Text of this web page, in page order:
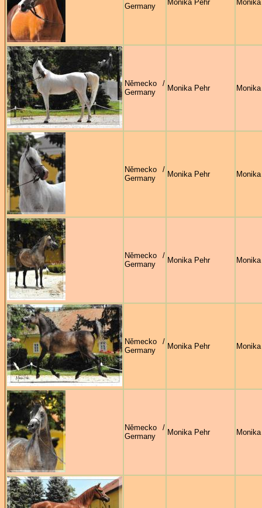
Germany
Monika Pehr
Německo /
Germany
Monika Pehr
Německo /
Germany
Monika Pehr
Německo /
Germany
Monika Pehr
Německo /
Germany
Monika Pehr
Německo /
Germany
Monika Pehr